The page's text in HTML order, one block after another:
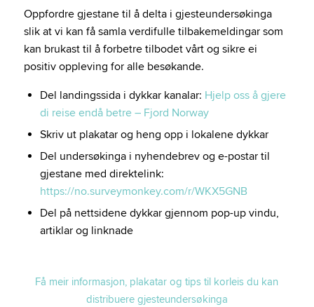
Oppfordre gjestane til å delta i gjesteundersøkinga
slik at vi kan få samla verdifulle tilbakemeldingar som
kan brukast til å forbetre tilbodet vårt og sikre ei
positiv oppleving for alle besøkande.
Del landingssida i dykkar kanalar: Hjelp oss å gjere
di reise endå betre – Fjord Norway
Skriv ut plakatar og heng opp i lokalene dykkar
Del undersøkinga i nyhendebrev og e-postar til
gjestane med direktelink:
https://no.surveymonkey.com/r/WKX5GNB
Del på nettsidene dykkar gjennom pop-up vindu,
artiklar og linknade
Få meir informasjon, plakatar og tips til korleis du kan
distribuere gjesteundersøkinga